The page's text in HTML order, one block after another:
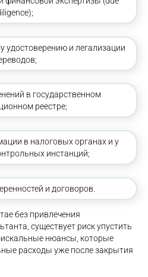
удостоверению и легализации
в государственном
реестре;
в налоговых органах и у
инстанций;
и договоров.
без привлечения
существует риск упустить
нюансы, которые
расходы уже после закрытия